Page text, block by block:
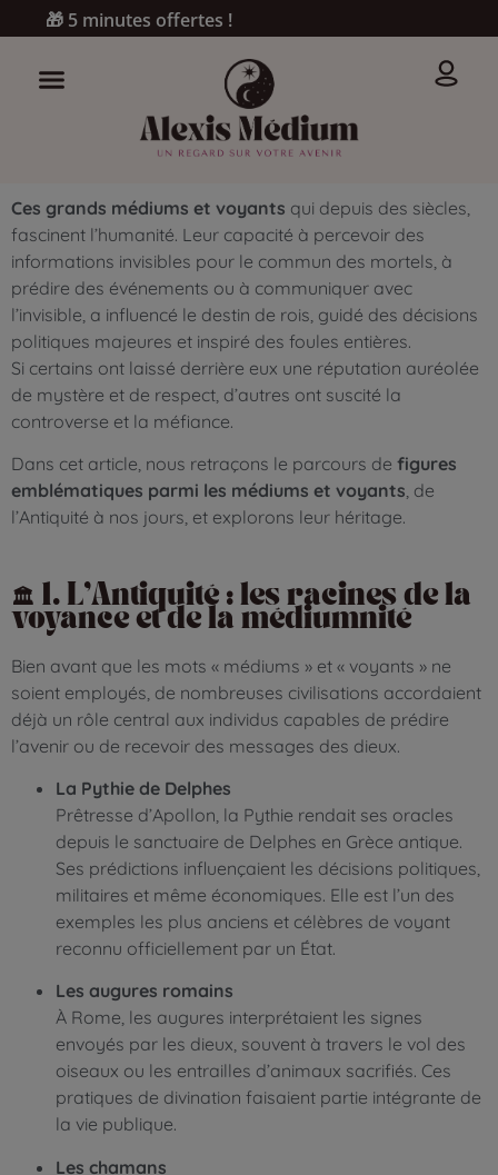
🎁 5 minutes offertes !
Ces grands médiums et voyants qui depuis des siècles,
fascinent l’humanité. Leur capacité à percevoir des
informations invisibles pour le commun des mortels, à
prédire des événements ou à communiquer avec
l’invisible, a influencé le destin de rois, guidé des décisions
politiques majeures et inspiré des foules entières.
Si certains ont laissé derrière eux une réputation auréolée
de mystère et de respect, d’autres ont suscité la
controverse et la méfiance.
Dans cet article, nous retraçons le parcours de figures
emblématiques parmi les médiums et voyants, de
l’Antiquité à nos jours, et explorons leur héritage.
🏛️ 1. L’Antiquité : les racines de la
voyance et de la médiumnité
Bien avant que les mots « médiums » et « voyants » ne
soient employés, de nombreuses civilisations accordaient
déjà un rôle central aux individus capables de prédire
l’avenir ou de recevoir des messages des dieux.
La Pythie de Delphes
Prêtresse d’Apollon, la Pythie rendait ses oracles
depuis le sanctuaire de Delphes en Grèce antique.
Ses prédictions influençaient les décisions politiques,
militaires et même économiques. Elle est l’un des
exemples les plus anciens et célèbres de voyant
reconnu officiellement par un État.
Les augures romains
À Rome, les augures interprétaient les signes
envoyés par les dieux, souvent à travers le vol des
oiseaux ou les entrailles d’animaux sacrifiés. Ces
pratiques de divination faisaient partie intégrante de
la vie publique.
Les chamans